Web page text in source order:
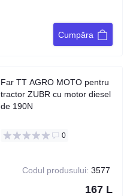
Cumpăra
Far TT AGRO MOTO pentru
tractor ZUBR cu motor diesel
de 190N
0
Codul produsului: 3577
167 L